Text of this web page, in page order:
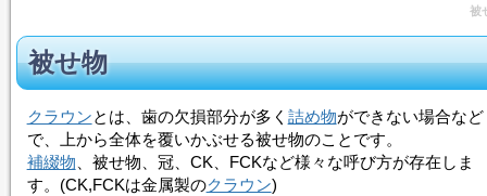
被
被せ物
クラウンとは、歯の欠損部分が多く 詰め物ができない場合など
で、上から全体を覆いかぶせる被せ物のことです。
補綴物
被せ物 、冠、CK、FCKなど様々な呼び方が存在しま
す。(CK,FCKは金属製のクラウン)